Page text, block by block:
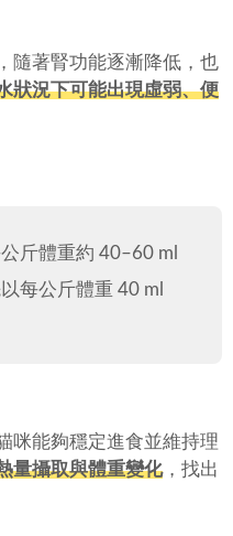
隨著腎功能逐漸降低，也
狀況下可能出現虛弱、便
斤體重約 40–60 ml
每公斤體重 40 ml
咪能夠穩定進食並維持理
量攝取與體重變化，找出